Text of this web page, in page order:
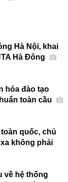
Hà Nội, khai
Hà Đông
hóa đào tạo
toàn cầu
quốc, chủ
không phải
về hệ thống